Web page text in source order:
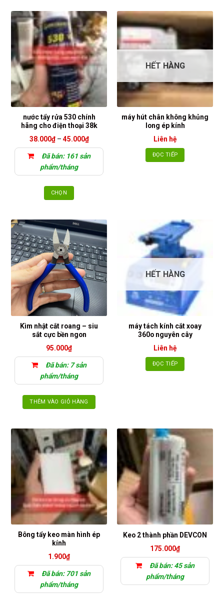
nước tẩy rửa 530 chính
hãng cho điện thoại 38k
38.000₫ – 45.000₫Khoảng
giá:
38.000₫
45.000₫
Đã bán: 161 sản
phẩm/tháng
CHỌN
này
có
nhiều
biến
thể.
Các
tùy
chọn
có
được
trên
trang
sản
phẩm
HẾT HÀNG
máy hút chân không khủng
long ép kính
Liên hệ
ĐỌC TIẾP
Kìm nhật cắt roang – siu
sắt cực bền ngon
95.000₫
Đã bán: 7 sản
phẩm/tháng
THÊM VÀO GIỎ HÀNG
HẾT HÀNG
máy tách kính cắt xoay
360o nguyên cây
Liên hệ
ĐỌC TIẾP
Bông tẩy keo màn hình ép
kính
1.900₫
Đã bán: 701 sản
phẩm/tháng
Keo 2 thành phần DEVCON
175.000₫
Đã bán: 45 sản
phẩm/tháng